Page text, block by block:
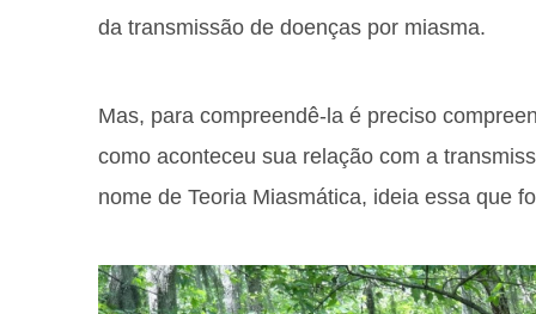
da transmissão de doenças por miasma.
Mas, para compreendê-la é preciso
como aconteceu sua relação com a
nome de Teoria Miasmática, ideia essa que